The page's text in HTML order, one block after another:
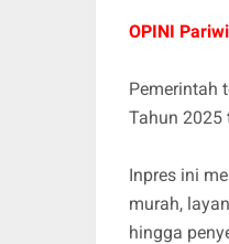
OPINI
Pemerintah
Tahun 2025
Inpres ini
murah,
hingga